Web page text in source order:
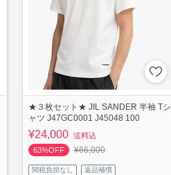
★３枚セット★ JIL SANDER 半袖 Tシ
ャツ J47GC0001 J45048 100
¥24,000 送料込
63%OFF
¥66,000
関税負担なし 返品補償